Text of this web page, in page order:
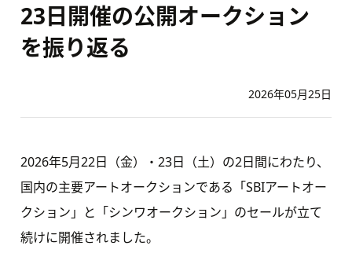
23日開催の公開オークション
を振り返る
2026年05月25日
2026年5月22日（金）・23日（土）の2日間にわたり、
国内の主要アートオークションである「SBIアートオー
クション」と「シンワオークション」のセールが立て
続けに開催されました。